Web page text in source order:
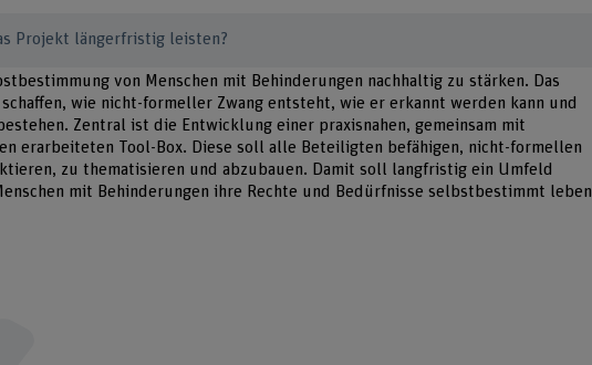
Projekt längerfristig leisten?
von Menschen mit Behinderungen nachhaltig zu stärken. Das
wie nicht-formeller Zwang entsteht, wie er erkannt werden kann und
Zentral ist die Entwicklung einer praxisnahen, gemeinsam mit
erarbeiteten Tool-Box. Diese soll alle Beteiligten befähigen, nicht-formellen
zu thematisieren und abzubauen. Damit soll langfristig ein Umfeld
mit Behinderungen ihre Rechte und Bedürfnisse selbstbestimmt leben